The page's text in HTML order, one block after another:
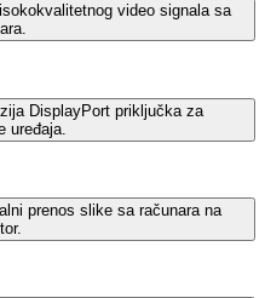
video signala sa
DisplayPort priključka za
uređaja.
prenos slike sa računara na